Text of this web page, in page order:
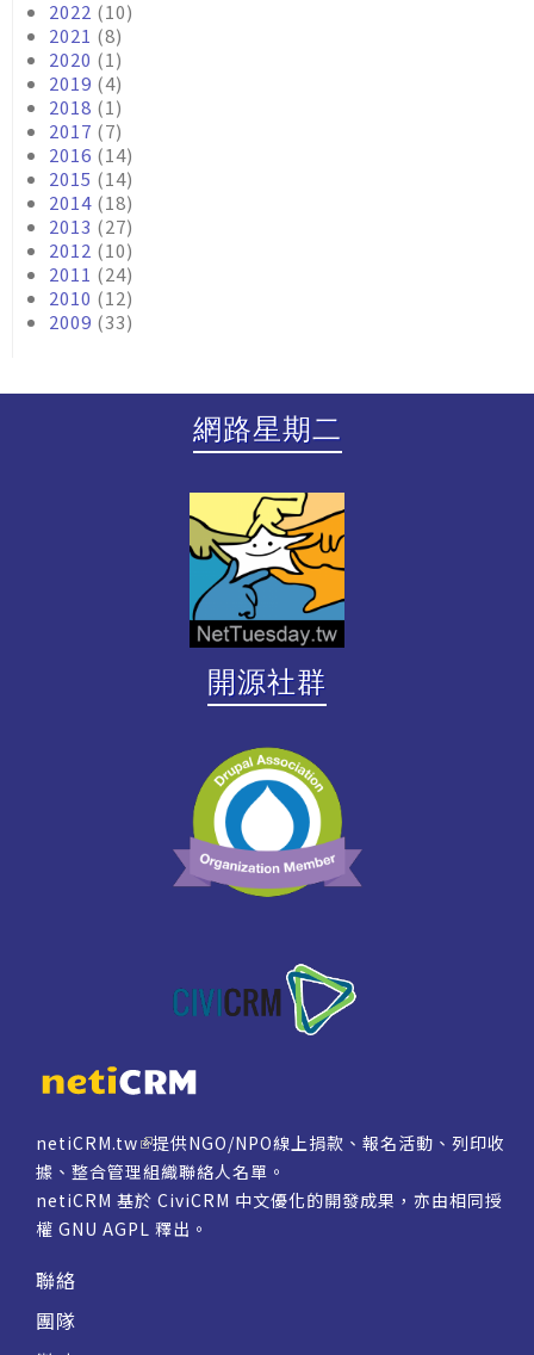
2022 (10)
2021 (8)
2020 (1)
2019 (4)
2018 (1)
2017 (7)
2016 (14)
2015 (14)
2014 (18)
2013 (27)
2012 (10)
2011 (24)
2010 (12)
2009 (33)
網路星期二
開源社群
netiCRM.tw
提供NGO/NPO線上捐款、報名活動、列印收
據、整合管理組織聯絡人名單。
netiCRM 基於 CiviCRM 中文優化的開發成果，亦由相同授
權 GNU AGPL 釋出。
聯絡
團隊